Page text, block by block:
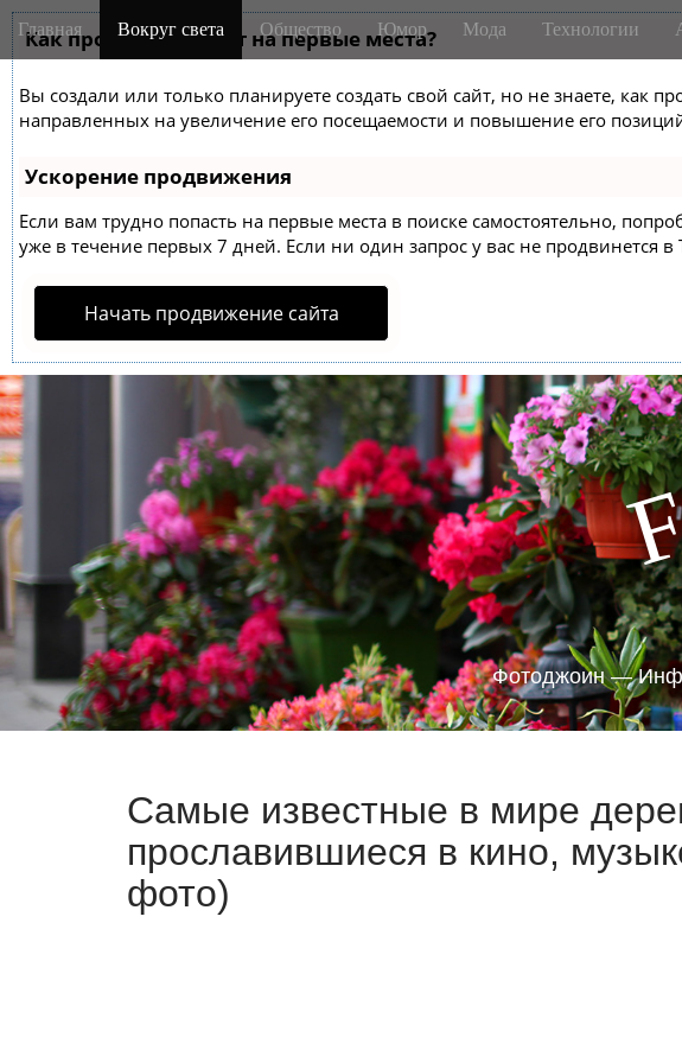
Как продвинуть сайт на первые места?
Вы создали или только планируете создать свой сайт, но не знаете, как
направленных на увеличение его посещаемости и повышение его
Ускорение продвижения
Если вам трудно попасть на первые места в поиске самостоятельно,
уже в течение первых 7 дней. Если ни один запрос у вас не продвинется в
Начать продвижение сайта
M
a
n
m
e
n
u
i
Главная Вокруг света Общество Юмор Мода Технологии
Фотоджоин —
Самые известные в мире
прославившиеся в кино,
фото)